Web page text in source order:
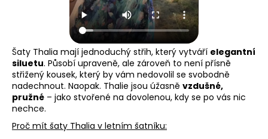
Šaty Thalia mají jednoduchý střih, který vytváří elegantní
siluetu. Působí upraveně, ale zároveň to není přísně
střižený kousek, který by vám nedovolil se svobodně
nadechnout. Naopak. Thalie jsou úžasně vzdušné,
pružné – jako stvořené na dovolenou, kdy se po vás nic
nechce.
Proč mít šaty Thalia v letním šatníku: